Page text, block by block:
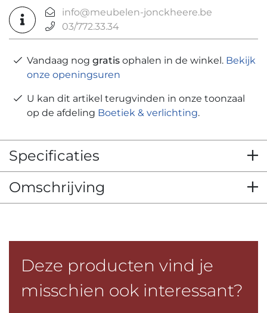
info@meubelen-jonckheere.be
03/772.33.34
Vandaag nog gratis ophalen in de winkel. Bekijk
onze openingsuren
U kan dit artikel terugvinden in onze toonzaal
op de afdeling Boetiek & verlichting.
Specificaties
Omschrijving
Deze producten vind je
misschien ook interessant?